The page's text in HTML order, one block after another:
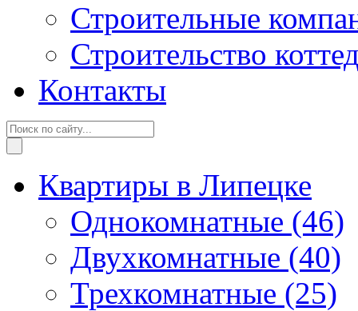
Строительные
Строительство
Контакты
Квартиры в Липецке
Однокомнатные (46)
Двухкомнатные (40)
Трехкомнатные (25)